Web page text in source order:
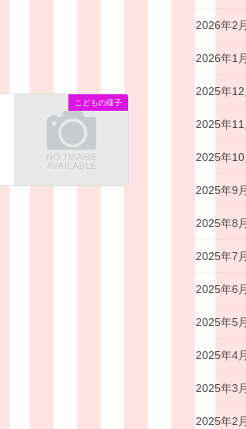
こどもの様子
2026年2月
2026年1月
2025年12
2025年11
2025年10
2025年9月
2025年8月
2025年7月
2025年6月
2025年5月
2025年4月
2025年3月
2025年2月